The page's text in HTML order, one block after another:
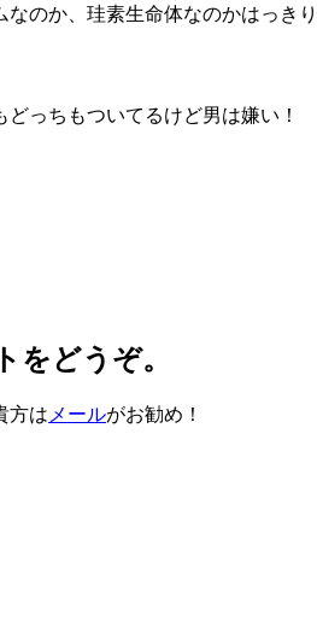
のか、珪素生命体なのかはっき
っちもついてるけど男は嫌い！
をどうぞ。
方は メールがお勧め！